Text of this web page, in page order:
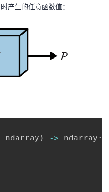
时产生的任意函数值：
ndarray ) -> ndarray :